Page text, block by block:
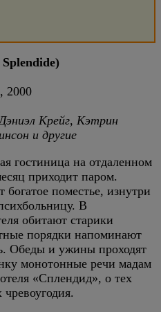
2000
Крейг, Кэтрин
и другие
гостиница на отдаленном
приходит паром.
поместье, изнутри
В
обитают старики
порядки напоминают
Обеды и ужины проходят
монотонные речи мадам
«Сплендид», о тех
чревоугодия.